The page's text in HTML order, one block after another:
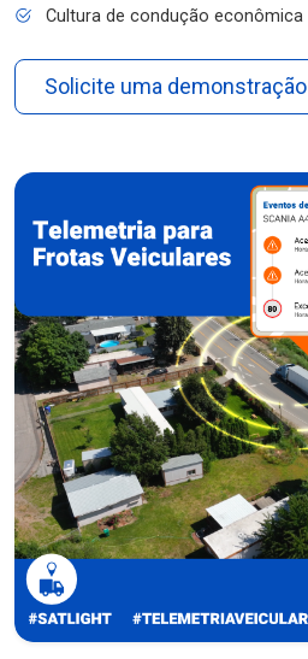
Cultura de condução econômica
Solicite uma demonstração